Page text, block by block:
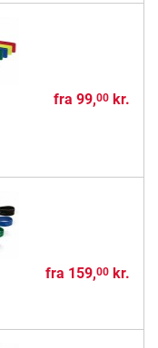
fra 99,00kr.
fra 159,00kr.